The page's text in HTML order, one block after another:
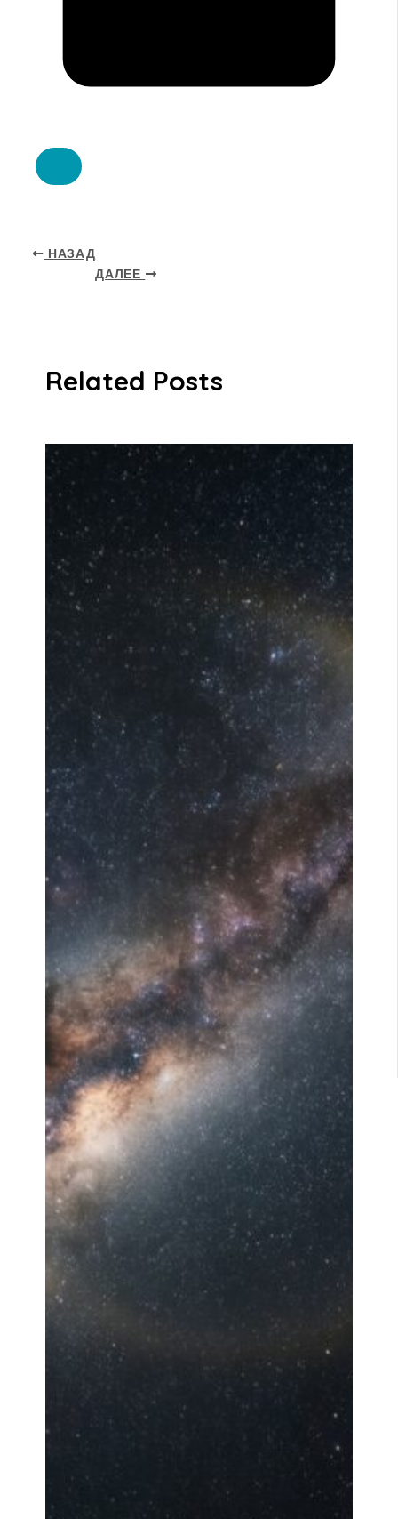
НАЗАД
ДАЛЕЕ
Related Posts